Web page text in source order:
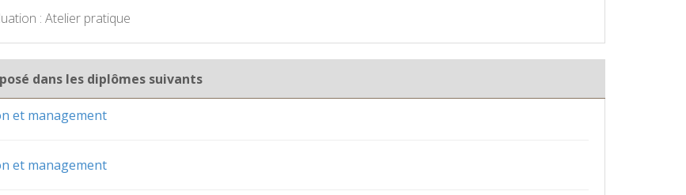
: Atelier pratique
dans les diplômes suivants
et management
et management